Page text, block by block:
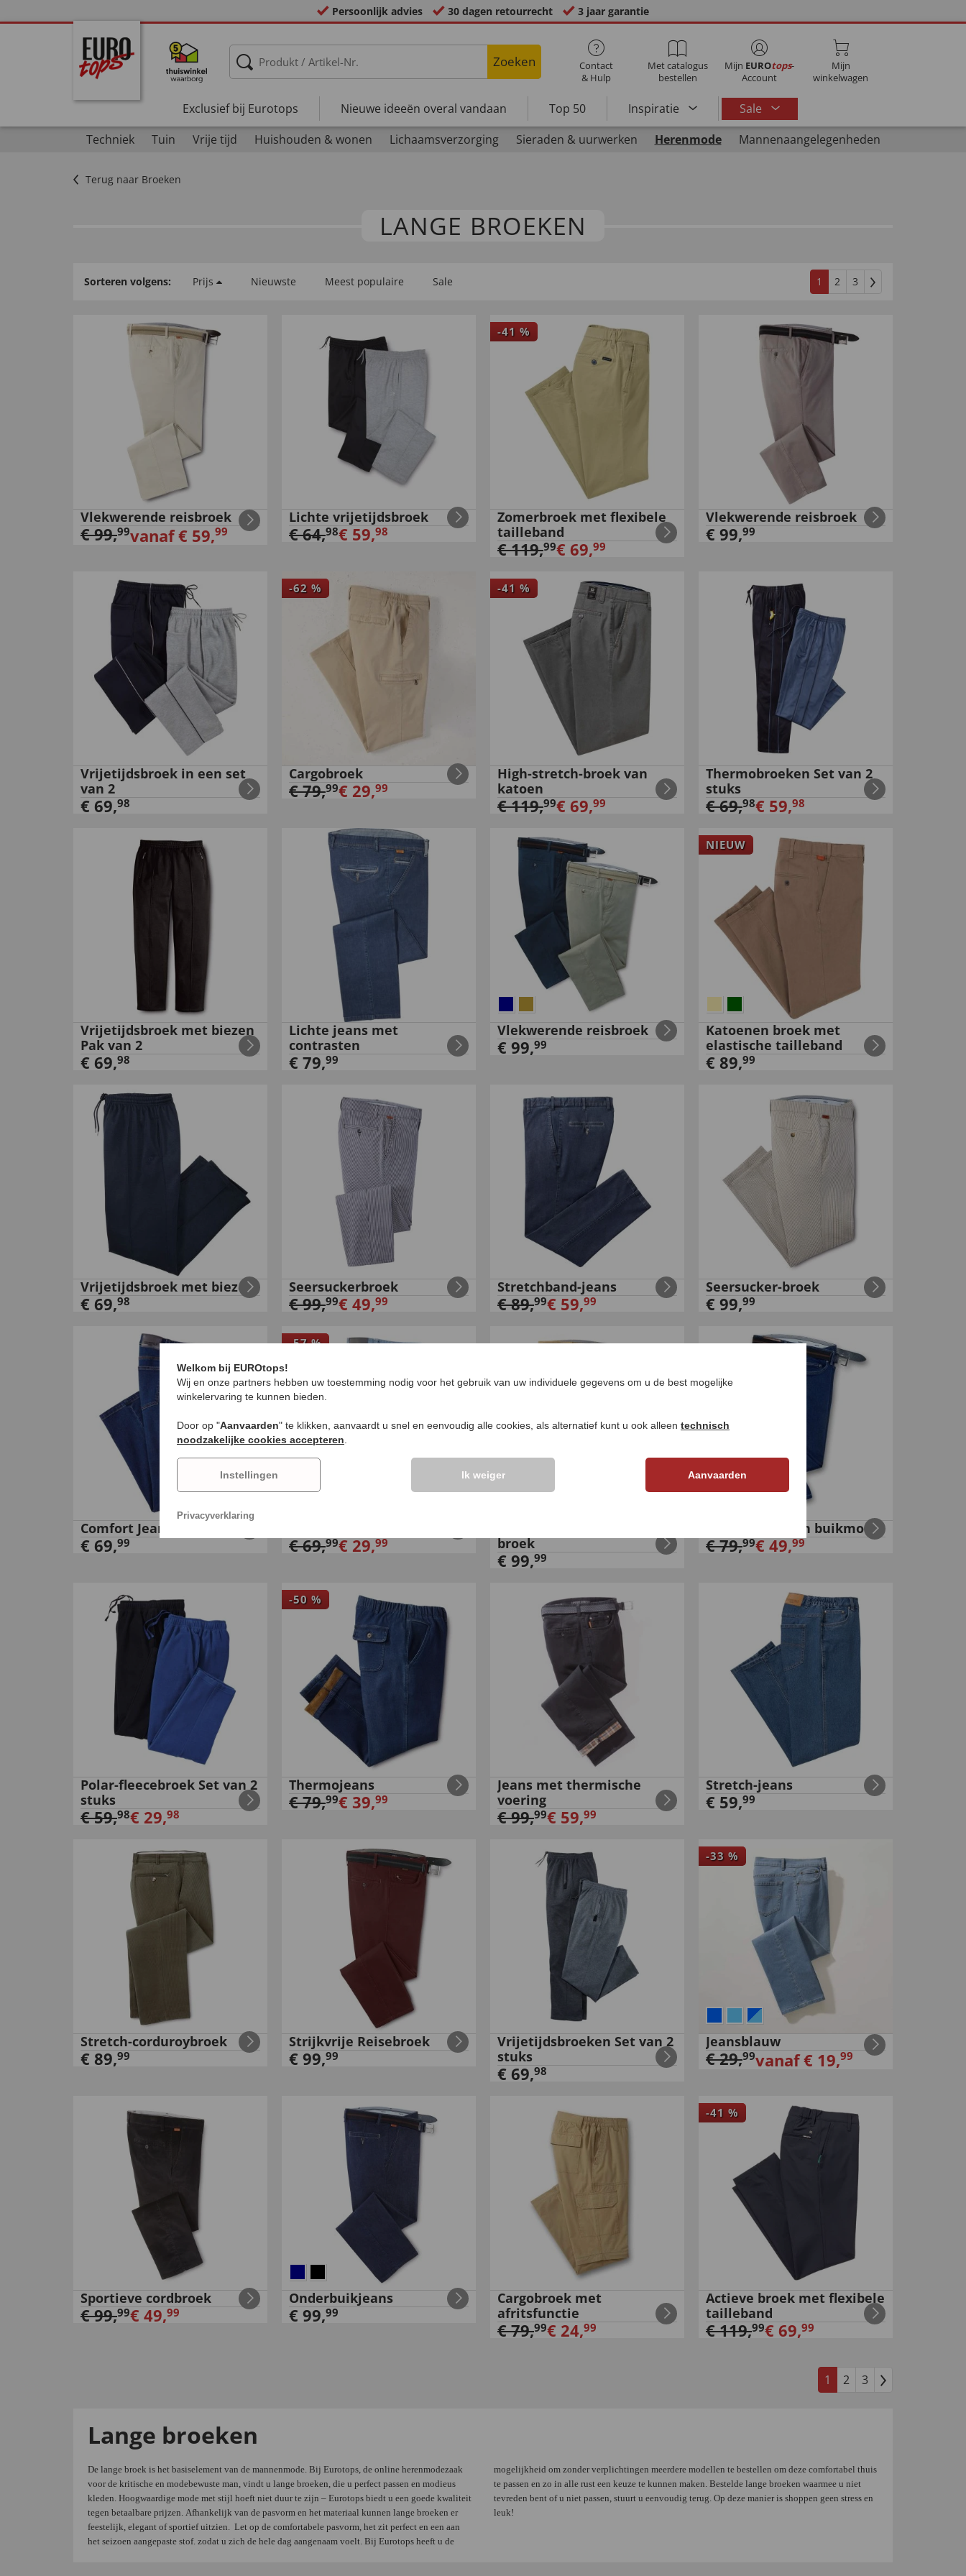
Persoonlijk advies 30 dagen retourrecht 3 jaar garantie
Zoeken
Contact
& Hulp
Met catalogus
bestellen
Mijn EUROtops-
Account
Mijn
winkelwagen
Exclusief bij Eurotops Nieuwe ideeën overal vandaan Top 50 Inspiratie
Sale
Techniek
Tuin Vrije tijd Huishouden & wonen Lichaamsverzorging Sieraden & uurwerken Herenmode Mannenaangelegenheden
Terug naar Broeken
LANGE BROEKEN
Sorteren volgens: Prijs Nieuwste Meest populaire Sale 1 2 3
Vlekwerende reisbroek
€99,99vanaf€ 59,99
Lichte vrijetijdsbroek
€64,98€ 59,98
-41 %
Zomerbroek met flexibele
tailleband
€119,99€ 69,99
Vlekwerende reisbroek
€ 99,99
Vrijetijdsbroek in een set
van 2
€ 69,98
-62 %
Cargobroek
€79,99€ 29,99
-41 %
High-stretch-broek van
katoen
€119,99€ 69,99
Thermobroeken Set van 2
stuks
€69,98€ 59,98
Vrijetijdsbroek met biezen
Pak van 2
€ 69,98
Lichte jeans met
contrasten
€ 79,99
Vlekwerende reisbroek
€ 99,99
NIEUW
Katoenen broek met
elastische tailleband
€ 89,99
Vrijetijdsbroek met biezen
€ 69,98
Seersuckerbroek
€99,99€ 49,99
Stretchband-jeans
€89,99€ 59,99
Seersucker-broek
€ 99,99
Comfort Jeans
€ 69,99
-57%
€69,99€29,99
broek
€ 99,99
Comfortjeans in buikmodel
€79,99€49,99
Polar-fleecebroek Set van 2
stuks
€59,98€ 29,98
-50 %
Thermojeans
€79,99€ 39,99
Jeans met thermische
voering
€99,99€ 59,99
Stretch-jeans
€ 59,99
Stretch-corduroybroek
€ 89,99
Strijkvrije Reisebroek
€ 99,99
Vrijetijdsbroeken Set van 2
stuks
€ 69,98
-33 %
Jeansblauw
€29,99vanaf€ 19,99
Sportieve cordbroek
€99,99€ 49,99
Onderbuikjeans
€ 99,99
Cargobroek met
afritsfunctie
€79,99€ 24,99
-41 %
Actieve broek met flexibele
tailleband
€119,99€ 69,99
1 2 3
Lange broeken
De lange broek is het basiselement van de mannenmode. Bij Eurotops, de online herenmodezaak
voor de kritische en modebewuste man, vindt u lange broeken, die u perfect passen en modieus
kleden. Hoogwaardige mode met stijl hoeft niet duur te zijn – Eurotops biedt u een goede kwaliteit
tegen betaalbare prijzen. Afhankelijk van de pasvorm en het materiaal kunnen lange broeken er
feestelijk, elegant of sportief uitzien. Let op de comfortabele pasvorm, het zit perfect en een aan
het seizoen aangepaste stof. zodat u zich de hele dag aangenaam voelt. Bij Eurotops heeft u de
mogelijkheid om zonder verplichtingen meerdere modellen te bestellen om deze comfortabel thuis
te passen en zo in alle rust een keuze te kunnen maken. Bestelde lange broeken waarmee u niet
tevreden bent of u niet passen, stuurt u eenvoudig terug. Op deze manier is shoppen geen stress en
leuk!
Welkom bij EUROtops!
Wij en onze partners hebben uw toestemming nodig voor het gebruik van uw individuele gegevens om u de best mogelijke
winkelervaring te kunnen bieden.
Door op "Aanvaarden" te klikken, aanvaardt u snel en eenvoudig alle cookies, als alternatief kunt u ook alleen technisch
noodzakelijke cookies accepteren
Instellingen Ik weiger Aanvaarden
Privacyverklaring